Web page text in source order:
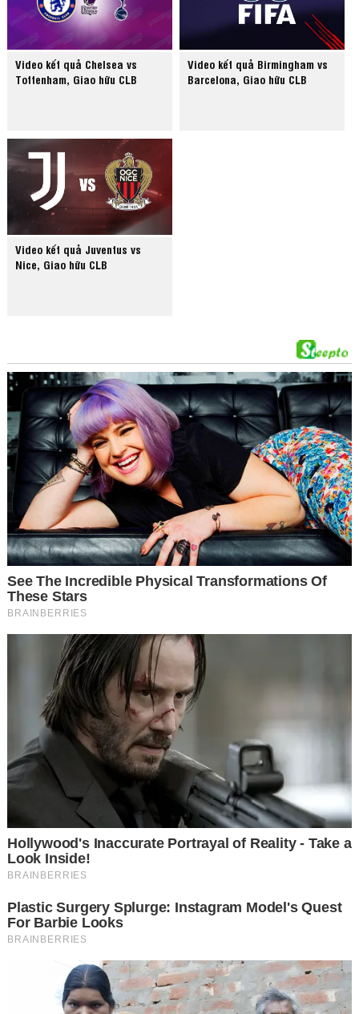
Video kết quả Chelsea vs
Tottenham, Giao hữu CLB
Video kết quả Birmingham vs
Barcelona, Giao hữu CLB
Video kết quả Juventus vs
Nice, Giao hữu CLB